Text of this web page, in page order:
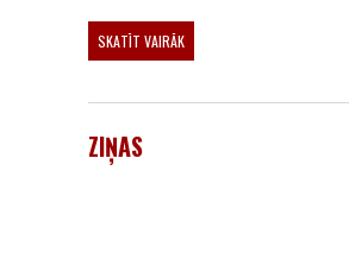
SKATĪT VAIRĀK
ZIŅAS